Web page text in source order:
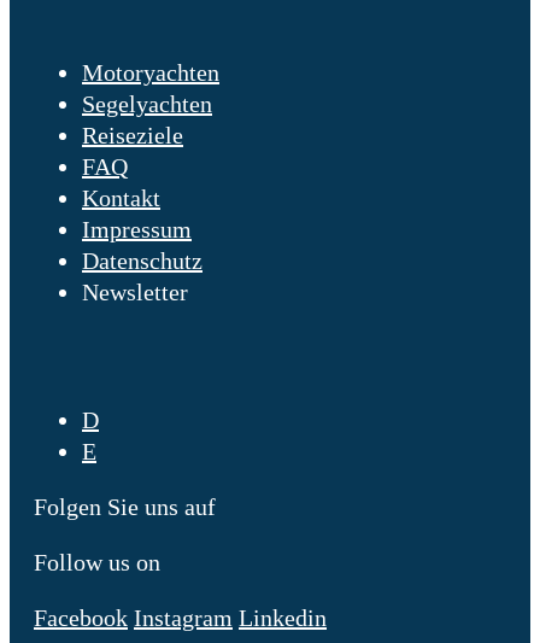
Motoryachten
Segelyachten
Reiseziele
FAQ
Kontakt
Impressum
Datenschutz
Newsletter
D
E
Folgen Sie uns auf
Follow us on
Facebook Instagram Linkedin